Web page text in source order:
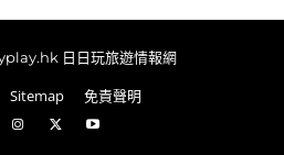
日日玩旅遊情報網
Sitemap 免責聲明